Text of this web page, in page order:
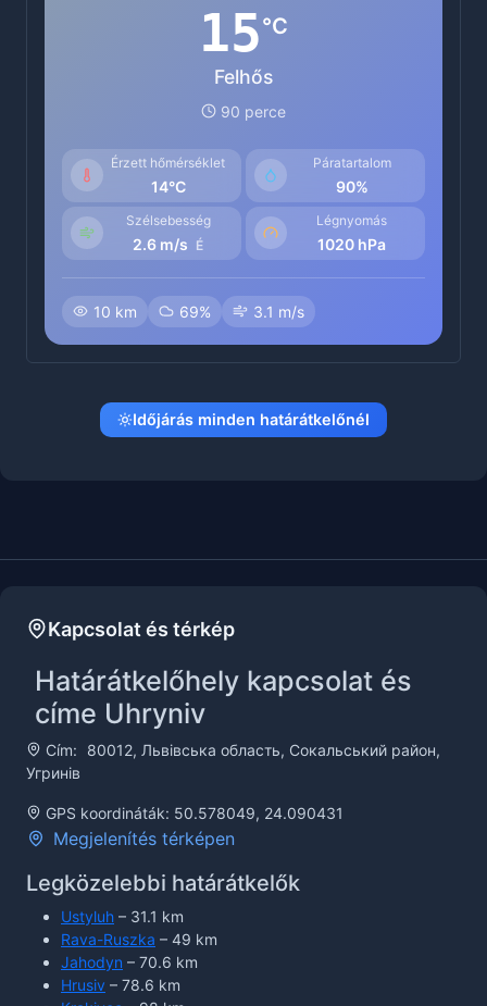
15°C
Felhős
90 perce
Érzett hőmérséklet
14°C
Páratartalom
90%
Szélsebesség
2.6 m/s É
Légnyomás
1020 hPa
10 km 69% 3.1 m/s
Időjárás minden határátkelőnél
Kapcsolat és térkép
Határátkelőhely kapcsolat és
címe Uhryniv
Cím:
80012, Львівська область, Сокальський район,
Угринів
GPS koordináták: 50.578049, 24.090431
Megjelenítés térképen
Legközelebbi határátkelők
Ustyluh – 31.1 km
Rava-Ruszka – 49 km
Jahodyn – 70.6 km
Hrusiv – 78.6 km